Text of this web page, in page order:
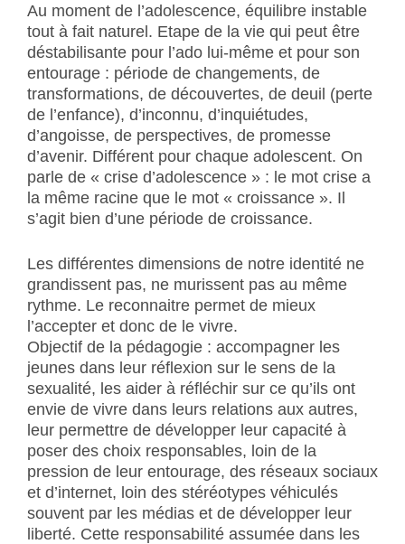
Au moment de l’adolescence, équilibre instable
tout à fait naturel. Etape de la vie qui peut être
déstabilisante pour l’ado lui-même et pour son
entourage : période de changements, de
transformations, de découvertes, de deuil (perte
de l’enfance), d’inconnu, d’inquiétudes,
d’angoisse, de perspectives, de promesse
d’avenir. Différent pour chaque adolescent. On
parle de « crise d’adolescence » : le mot crise a
la même racine que le mot « croissance ». Il
s’agit bien d’une période de croissance.
Les différentes dimensions de notre identité ne
grandissent pas, ne murissent pas au même
rythme. Le reconnaitre permet de mieux
l’accepter et donc de le vivre.
Objectif de la pédagogie : accompagner les
jeunes dans leur réflexion sur le sens de la
sexualité, les aider à réfléchir sur ce qu’ils ont
envie de vivre dans leurs relations aux autres,
leur permettre de développer leur capacité à
poser des choix responsables, loin de la
pression de leur entourage, des réseaux sociaux
et d’internet, loin des stéréotypes véhiculés
souvent par les médias et de développer leur
liberté. Cette responsabilité assumée dans les